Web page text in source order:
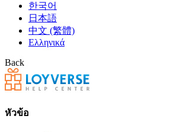
한국어
日本語
中文 (繁體)
Ελληνικά
Back
หัวข้อ